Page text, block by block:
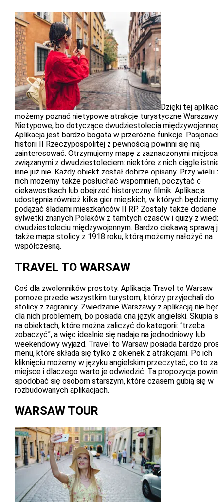
Dzięki tej
możemy poznać nietypowe atrakcje turystyczne
Nietypowe, bo dotyczące dwudziestolecia
Aplikacja jest bardzo bogata w przeróżne funkcje. Pasjonaci
historii II Rzeczypospolitej z pewnością powinni się nią
zainteresować. Otrzymujemy mapę z zaznaczonymi
związanymi z dwudziestoleciem: niektóre z nich ciągle
inne już nie. Każdy obiekt został dobrze opisany. Przy wielu
nich możemy także posłuchać wspomnień, poczytać o
ciekawostkach lub obejrzeć historyczny filmik. Aplikacja
udostępnia również kilka gier miejskich, w których będziemy
podążać śladami mieszkańców II RP. Zostały także dodane
sylwetki znanych Polaków z tamtych czasów i quizy z
dwudziestoleciu międzywojennym. Bardzo ciekawą sprawą
także mapa stolicy z 1918 roku, którą możemy nałożyć na
współczesną.
TRAVEL TO WARSAW
Coś dla zwolenników prostoty. Aplikacja Travel to Warsaw
pomoże przede wszystkim turystom, którzy przyjechali do
stolicy z zagranicy. Zwiedzanie Warszawy z aplikacją nie
dla nich problemem, bo posiada ona język angielski. Skupia
na obiektach, które można zaliczyć do kategorii: “trzeba
zobaczyć”, a więc idealnie się nadaje na jednodniowy lub
weekendowy wyjazd. Travel to Warsaw posiada bardzo
menu, które składa się tylko z okienek z atrakcjami. Po ich
kliknięciu możemy w języku angielskim przeczytać, co to za
miejsce i dlaczego warto je odwiedzić. Ta propozycja
spodobać się osobom starszym, które czasem gubią się w
rozbudowanych aplikacjach.
WARSAW TOUR